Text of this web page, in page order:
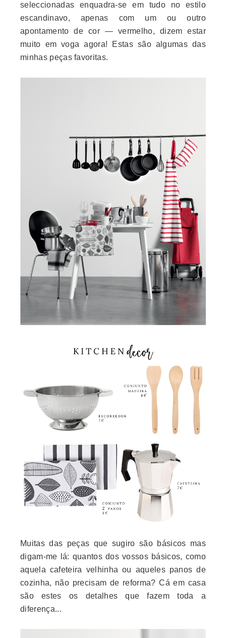
seleccionadas enquadra-se em tudo no estilo
escandinavo, apenas com um ou outro
apontamento de cor — vermelho, dizem estar
muito em voga agora! Estas são algumas das
minhas peças favoritas.
Muitas das peças que sugiro são básicos mas
digam-me lá: quantos dos vossos básicos, como
aquela cafeteira velhinha ou aqueles panos de
cozinha, não precisam de reforma? Cá em casa
são estes os detalhes que fazem toda a
diferença...